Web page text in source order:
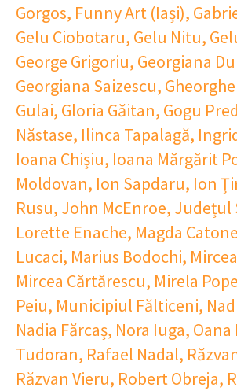
Gorgos, Funny Art (Iași),
Gelu Ciobotaru, Gelu Nitu,
George Grigoriu, Georgiana
Georgiana Saizescu,
Gulai, Gloria Găitan, Gogu
Năstase, Ilinca Tapalagă,
Ioana Chișiu, Ioana Mărgărit
Moldovan, Ion Sapdaru, Ion
Rusu, John McEnroe, Județul
Lorette Enache, Magda Catone
Lucaci, Marius Bodochi,
Mircea Cărtărescu, Mirela
Peiu, Municipiul Fălticeni,
Nadia Fărcaș, Nora Iuga, Oana
Tudoran, Rafael Nadal,
Răzvan Vieru, Robert Obreja,